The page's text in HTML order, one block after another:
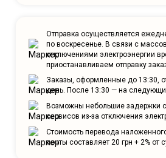
Отправка осуществляется
по воскресенье. В связи с
отключениями электроэнергии
приостанавливаем отправку
Заказы, оформленные до 13:30,
день. После 13:30 — на
Возможны небольшие задержки
сервисов из-за отключения
Стоимость перевода
почты составляет 20 грн + 2% от